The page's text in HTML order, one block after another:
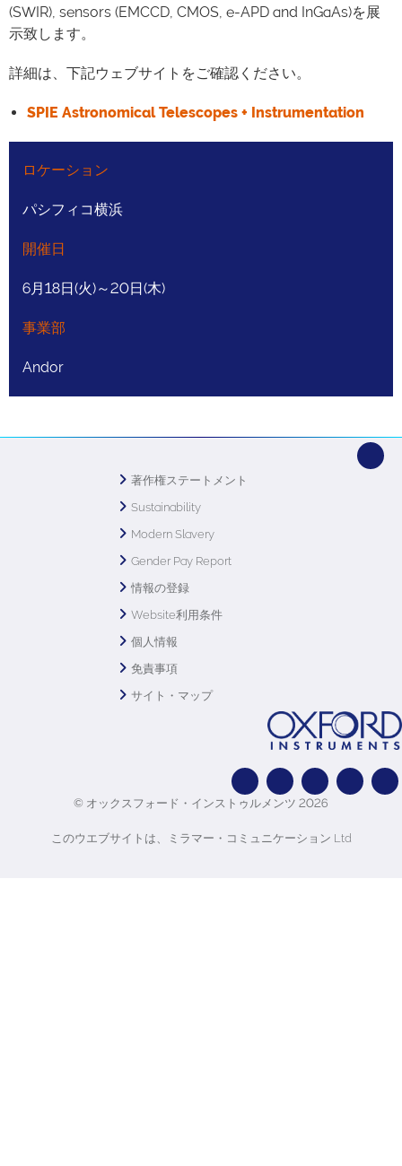
(SWIR), sensors (EMCCD, CMOS, e-APD and InGaAs)を展
示致します。
詳細は、下記ウェブサイトをご確認ください。
SPIE Astronomical Telescopes + Instrumentation
ロケーション
パシフィコ横浜
開催日
6月18日(火)～20日(木)
事業部
Andor
著作権ステートメント
Sustainability
Modern Slavery
Gender Pay Report
情報の登録
Website利用条件
個人情報
免責事項
サイト・マップ
© オックスフォード・インストゥルメンツ 2026
このウエブサイトは、ミラマー・コミュニケーション Ltd